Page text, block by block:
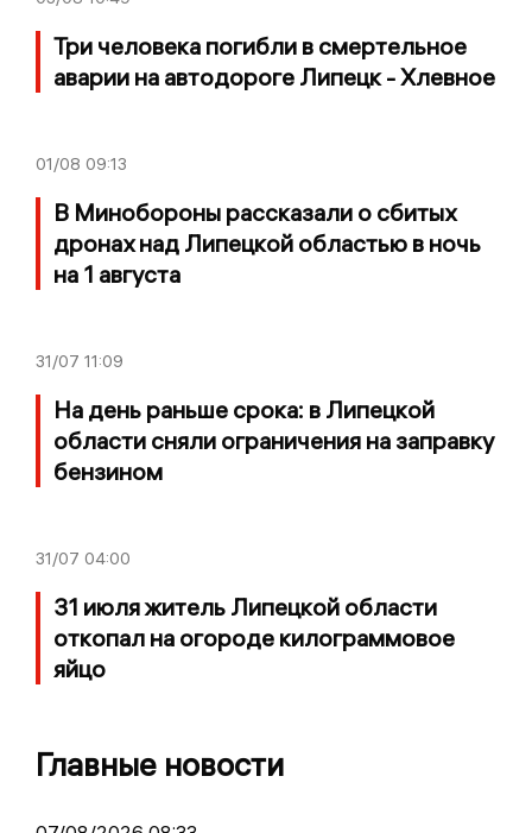
Три человека погибли в смертельное
аварии на автодороге Липецк - Хлевное
01/08 09:13
В Минобороны рассказали о сбитых
дронах над Липецкой областью в ночь
на 1 августа
31/07 11:09
На день раньше срока: в Липецкой
области сняли ограничения на заправку
бензином
31/07 04:00
31 июля житель Липецкой области
откопал на огороде килограммовое
яйцо
Главные новости